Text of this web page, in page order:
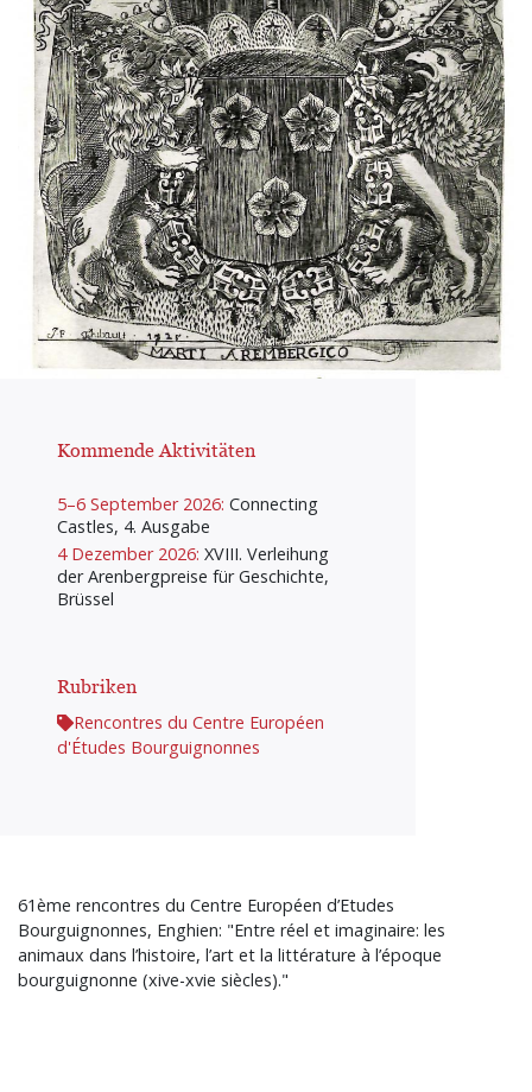
Kommende Aktivitäten
5–6 September 2026: Connecting
Castles, 4. Ausgabe
4 Dezember 2026: XVIII. Verleihung
der Arenbergpreise für Geschichte,
Brüssel
Rubriken
Rencontres du Centre Européen
d'Études Bourguignonnes
61ème rencontres du Centre Européen d’Etudes
Bourguignonnes, Enghien: "Entre réel et imaginaire: les
animaux dans l’histoire, l’art et la littérature à l’époque
bourguignonne (xive-xvie siècles)."